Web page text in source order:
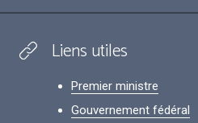
Liens utiles
Premier ministre
Gouvernement fédéral